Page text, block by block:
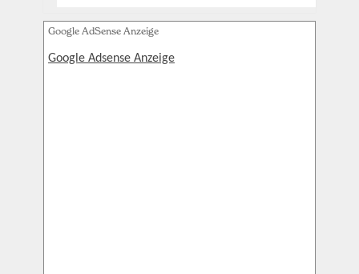
Google AdSense Anzeige
Google Adsense Anzeige